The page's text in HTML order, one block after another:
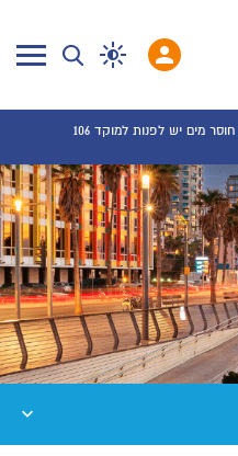
מים יש לפנות למוקד 106